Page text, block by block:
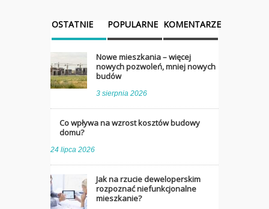
OSTATNIE POPULARNE KOMENTARZE
Nowe mieszkania – więcej
nowych pozwoleń, mniej nowych
budów
3 sierpnia 2026
Co wpływa na wzrost kosztów budowy
domu?
24 lipca 2026
Jak na rzucie deweloperskim
rozpoznać niefunkcjonalne
mieszkanie?